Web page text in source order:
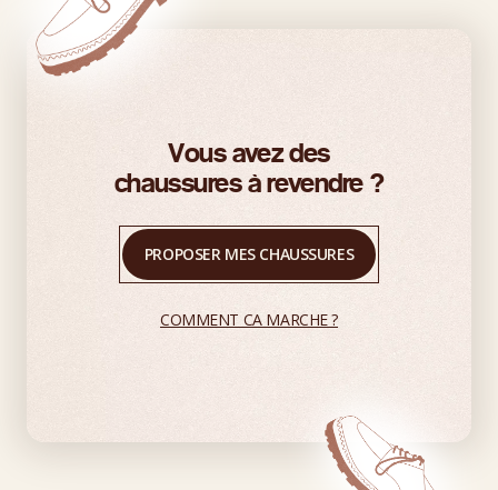
Vous avez des
chaussures à revendre ?
PROPOSER MES CHAUSSURES
COMMENT CA MARCHE ?